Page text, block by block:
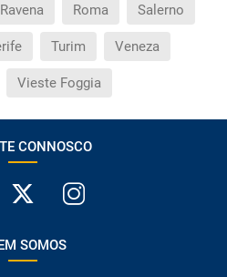
Ravena Roma Salerno
Turim Veneza
Vieste Foggia
CONNOSCO
SOMOS